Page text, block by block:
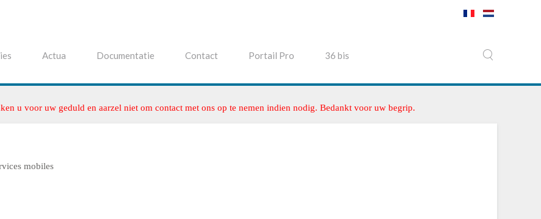
Actua Documentatie Contact Portail Pro 36 bis
u voor uw geduld en aarzel niet om contact met ons op te nemen indien nodig. Bedankt voor uw begrip.
mobiles